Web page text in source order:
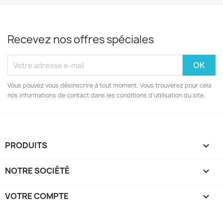
Recevez nos offres spéciales
Vous pouvez vous désinscrire à tout moment. Vous trouverez pour cela
nos informations de contact dans les conditions d'utilisation du site.
PRODUITS 
NOTRE SOCIÉTÉ 
VOTRE COMPTE 